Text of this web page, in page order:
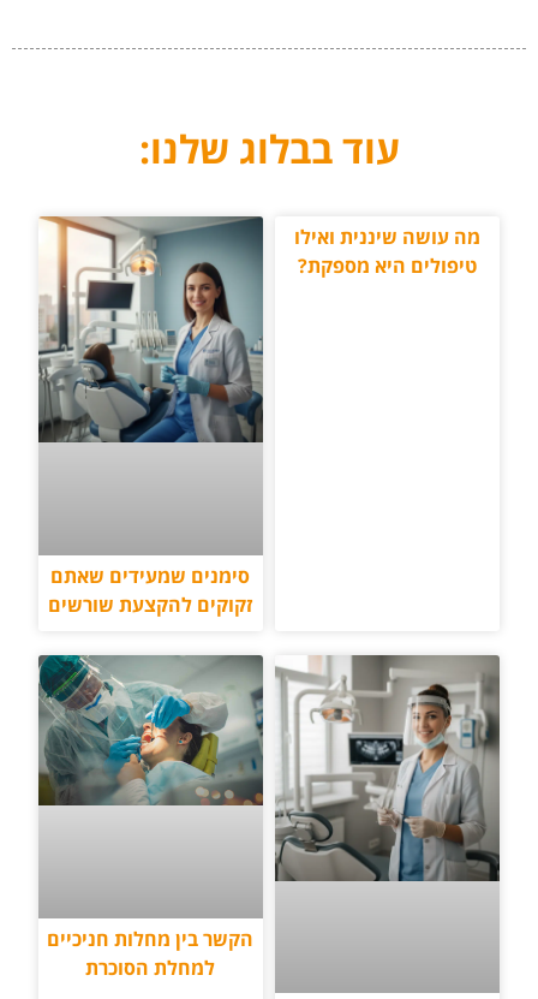
עוד בבלוג שלנו:
מה עושה שיננית ואילו
טיפולים היא מספקת?
סימנים שמעידים שאתם
זקוקים להקצעת שורשים
הקשר בין מחלות חניכיים
למחלת הסוכרת